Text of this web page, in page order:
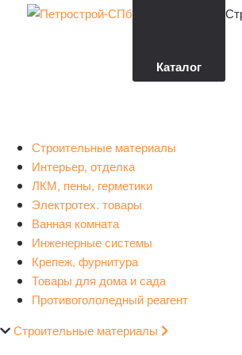
Каталог
Строительные материалы
Интерьер, отделка
ЛКМ, пены, герметики
Электротех. товары
Ванная комната
Инженерные системы
Крепеж, фурнитура
Товары для дома и сада
Противогололедный реагент
Строительные материалы